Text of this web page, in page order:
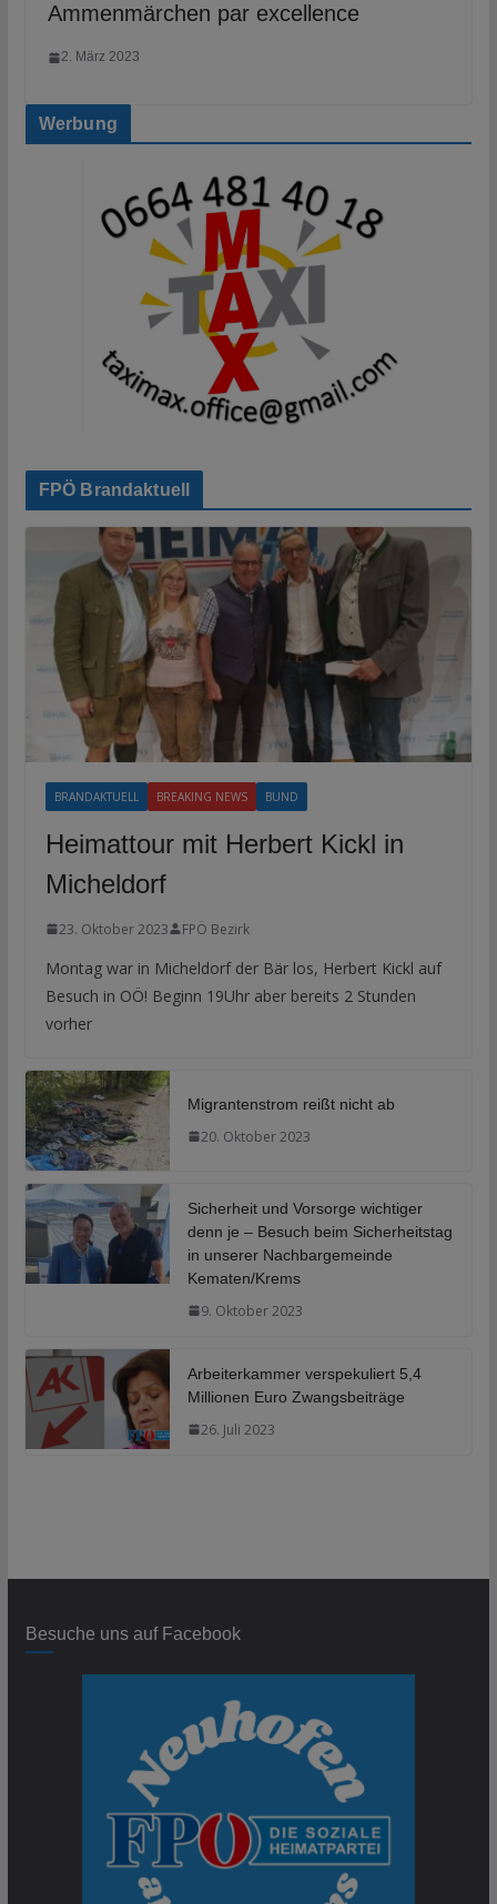
Ammenmärchen par excellence
2. März 2023
Werbung
FPÖ Brandaktuell
BRANDAKTUELL BREAKING NEWS BUND
Heimattour mit Herbert Kickl in
Micheldorf
23. Oktober 2023 FPÖ Bezirk
Montag war in Micheldorf der Bär los, Herbert Kickl auf
Besuch in OÖ! Beginn 19Uhr aber bereits 2 Stunden
vorher
Migrantenstrom reißt nicht ab
20. Oktober 2023
Sicherheit und Vorsorge wichtiger
denn je – Besuch beim Sicherheitstag
in unserer Nachbargemeinde
Kematen/Krems
9. Oktober 2023
Arbeiterkammer verspekuliert 5,4
Millionen Euro Zwangsbeiträge
26. Juli 2023
Besuche uns auf Facebook